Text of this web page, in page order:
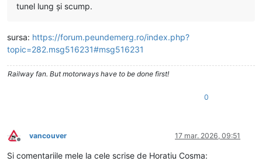
tunel lung și scump.
sursa: https://forum.peundemerg.ro/index.php?
topic=282.msg516231#msg516231
Railway fan. But motorways have to be done first!
0
Deconectat
vancouver 17 mar. 2026, 09:51
Si comentariile mele la cele scrise de Horatiu Cosma: